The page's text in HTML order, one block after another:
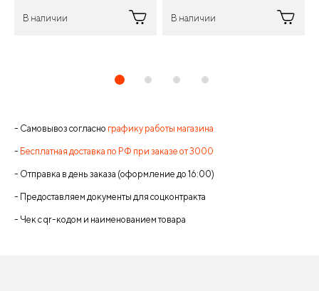
В наличии В наличии
- Самовывоз согласно графику работы магазина
- Бесплатная доставка по РФ при заказе от 3000
- Отправка в день заказа (оформление до 16:00)
- Предоставляем документы для соцконтракта
- Чек с qr-кодом и наименованием товара